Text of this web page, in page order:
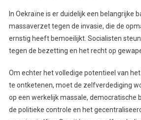
In Oekraïne is er duidelijk een belangrijke
massaverzet tegen de invasie, die de
ernstig heeft bemoeilijkt. Socialisten
tegen de bezetting en het recht op
Om echter het volledige potentieel van
te ontketenen, moet de zelfverdediging
op een werkelijk massale, democratische
de politieke controle en het